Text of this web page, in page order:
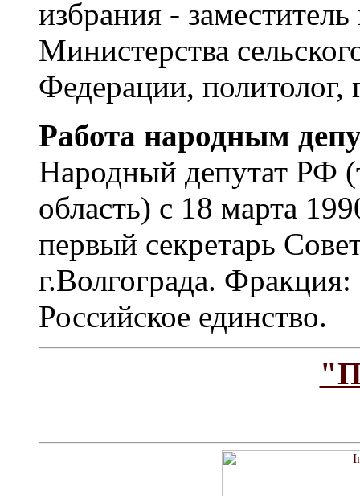
избрания -
Министерства
Федерации, политолог,
Работа народным
Народный депутат РФ
область) с 18 марта
первый секретарь
г.Волгограда.
Российское единство.